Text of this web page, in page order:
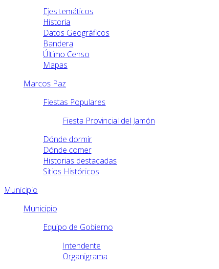
Ejes temáticos
Historia
Datos Geográficos
Bandera
Último Censo
Mapas
Marcos Paz
Fiestas Populares
Fiesta Provincial del Jamón
Dónde dormir
Dónde comer
Historias destacadas
Sitios Históricos
Municipio
Municipio
Equipo de Gobierno
Intendente
Organigrama